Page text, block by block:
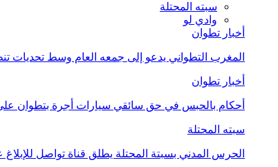
سبته المحتلة
وادي لو
أخبار تطوان
المغرب التطواني يدعو إلى جمعه العام وسط
أخبار تطوان
أحكام بالحبس في حق سائقي سيارات أجرة بتطوان
سبته المحتلة
الحرس المدني بسبتة المحتلة يطلق قناة تواصل